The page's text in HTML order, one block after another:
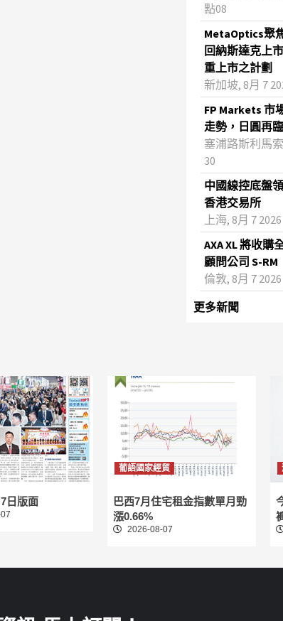
點08
MetaOptics聚
回納斯達克上
重上市之計劃
新加坡, 8月 7
FP Markets 市
走勢，日圓再
塞浦路斯利馬
30
中國線控底盤
香港交易所
上海, 8月 7
AXA XL 將收購
顧問公司 S-RM
倫敦, 8月 7
更多新聞
日版面
葡語國家經貿
巴西7月住宅租金指數單月勁
漲0.66%
2026-08-07